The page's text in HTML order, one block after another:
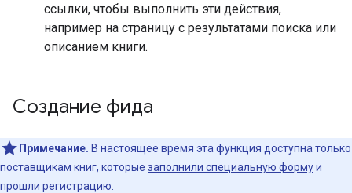
ссылки, чтобы выполнить эти действия,
например на страницу с результатами поиска или
описанием книги.
Создание фида
Примечание. В настоящее время эта функция доступна только
поставщикам книг, которые заполнили специальную формуи
прошли регистрацию.